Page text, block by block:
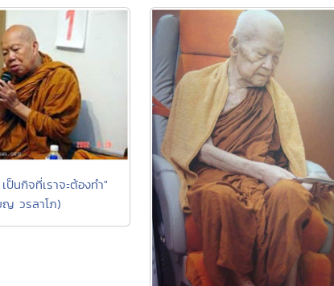
ป็นกิจที่เราจะต้องทำ"
ญ วรลาโภ)